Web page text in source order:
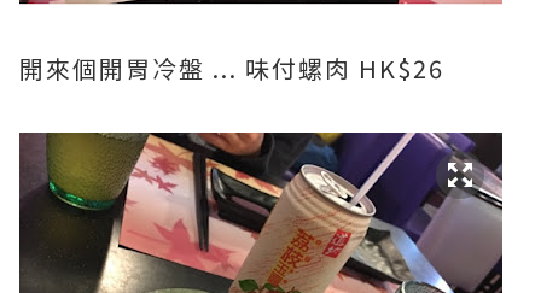
開來個開胃冷盤 ... 味付螺肉 HK$26